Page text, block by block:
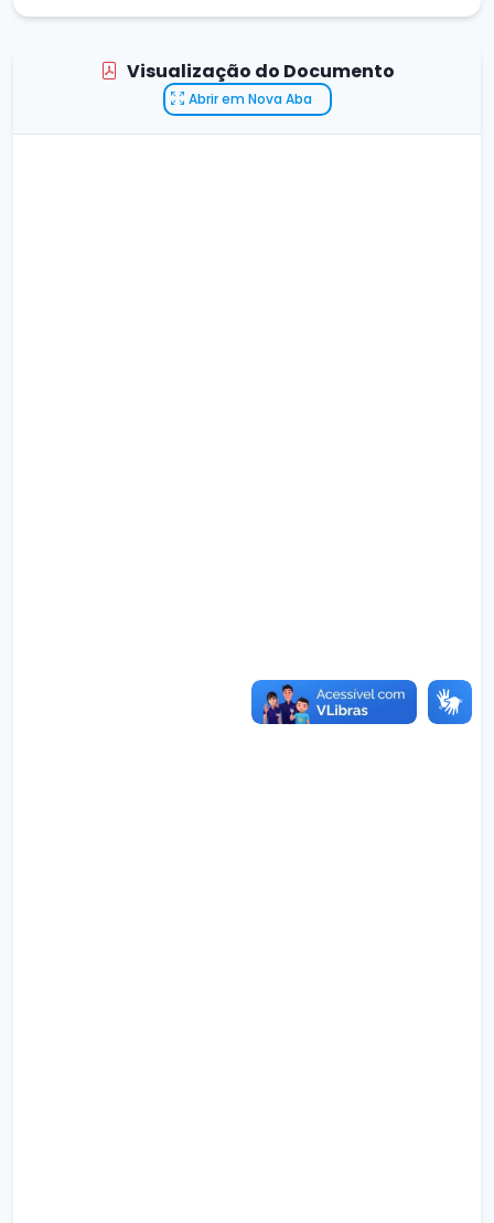
Visualização do Documento
Abrir em Nova Aba